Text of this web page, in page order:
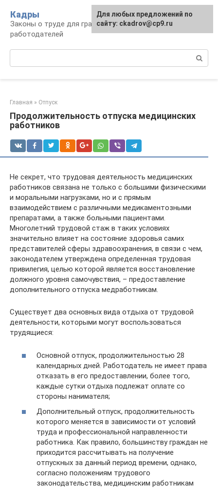
контенту
Кадры
Законы о труде для граждан и
работодателей
Главная » Отпуск
Продолжительность отпуска медицинских
работников
Не секрет, что трудовая деятельность медицинских
работников связана не только с большими физическими
и моральными нагрузками, но и с прямым
взаимодействием с различными медикаментозными
препаратами, а также больными пациентами.
Многолетний трудовой стаж в таких условиях
значительно влияет на состояние здоровья самих
представителей сферы здравоохранения, в связи с чем,
законодателем утверждена определенная трудовая
привилегия, целью которой является восстановление
должного уровня самочувствия, – предоставление
дополнительного отпуска медработникам.
Существует два основных вида отдыха от трудовой
деятельности, которыми могут воспользоваться
трудящиеся:
Основной отпуск, продолжительностью 28
календарных дней. Работодатель не имеет права
отказать в его предоставлении, более того,
каждые сутки отдыха подлежат оплате со
стороны нанимателя;
Дополнительный отпуск, продолжительность
которого меняется в зависимости от условий
труда и профессиональной направленности
работника. Как правило, большинству граждан не
приходится рассчитывать на получение
отпускных за данный период времени, однако,
согласно положениям трудового
законодательства, медицинским работникам
Для любых предложений по
сайту: ckadrov@cp9.ru